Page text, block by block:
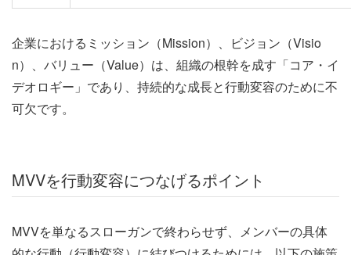
企業におけるミッション（Mission）、ビジョン（Visio
n）、バリュー（Value）は、組織の根幹を成す「コア・イ
デオロギー」であり、持続的な成長と行動変容のために不
可欠です。
MVVを行動変容につなげるポイント
MVVを単なるスローガンで終わらせず、メンバーの具体